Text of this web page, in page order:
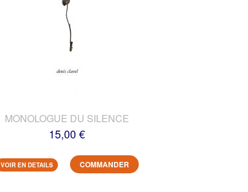
MONOLOGUE DU SILENCE
15,00 €
VOIR EN DETAILS COMMANDER